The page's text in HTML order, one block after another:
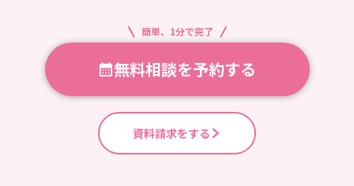
簡単、1分で完了
無料相談を予約する
資料請求をする